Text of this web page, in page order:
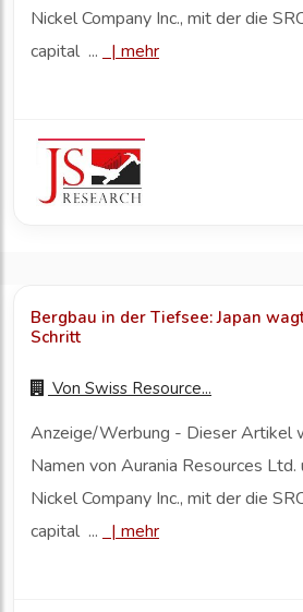
Nickel Company Inc., mit der die
capital ...
| mehr
Bergbau in der Tiefsee: Japan
Schritt
Von Swiss Resource...
Anzeige/Werbung - Dieser Artikel
Namen von Aurania Resources Ltd.
Nickel Company Inc., mit der die
capital ...
| mehr